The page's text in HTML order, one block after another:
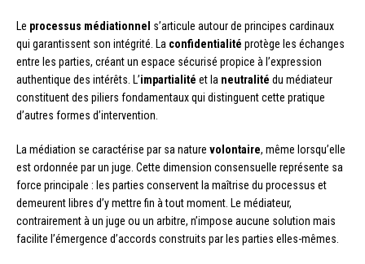
Le processus médiationnel s’articule autour de principes cardinaux
qui garantissent son intégrité. La confidentialité protège les échanges
entre les parties, créant un espace sécurisé propice à l’expression
authentique des intérêts. L’impartialité et la neutralité du médiateur
constituent des piliers fondamentaux qui distinguent cette pratique
d’autres formes d’intervention.
La médiation se caractérise par sa nature volontaire, même lorsqu’elle
est ordonnée par un juge. Cette dimension consensuelle représente sa
force principale : les parties conservent la maîtrise du processus et
demeurent libres d’y mettre fin à tout moment. Le médiateur,
contrairement à un juge ou un arbitre, n’impose aucune solution mais
facilite l’émergence d’accords construits par les parties elles-mêmes.